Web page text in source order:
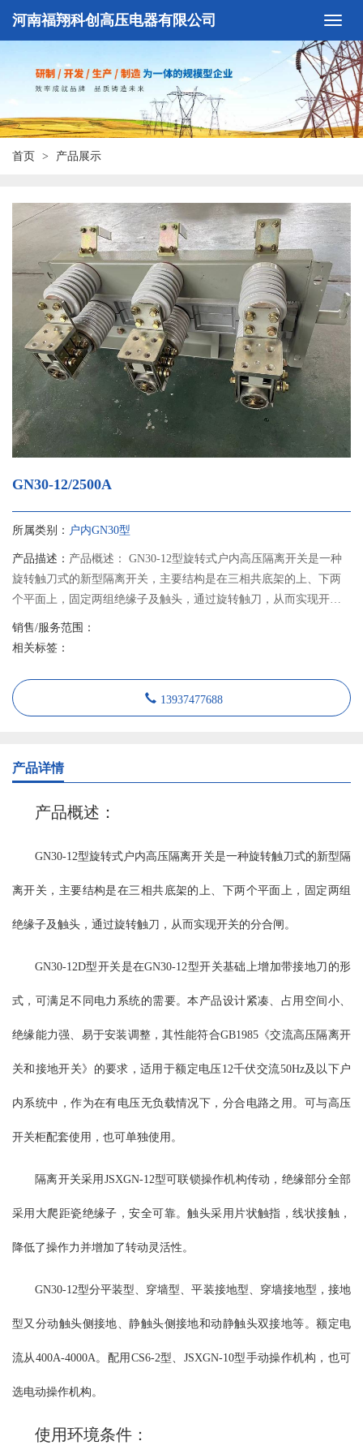
河南福翔科创高压电器有限公司
首页 产品展示
GN30-12/2500A
所属类别： 户内GN30型
产品描述： 产品概述： GN30-12型旋转式户内高压隔离开关是一种
旋转触刀式的新型隔离开关，主要结构是在三相共底架的上、下两
个平面上，固定两组绝缘子及触头，通过旋转触刀，从而实现开关
的分合闸。 GN30-12D型开关是在GN30-12型开关基础上增加带接地
刀的形式，可满足不同电力系统的需要。本产品设计紧凑、占用空
隔离开关和接地开关》的要求，适用于额定电压12千伏交流50Hz及
以下户内系统中，作为在有电压无负载情况下，分合电路之用。可
与高压开关柜配套使用，也可单独使用。 隔离开关采用JSXGN-12型
靠。触头采用片状触指，线状接触，降低了操作力并增加了转动灵
活性。 GN30-12型分平装型、穿墙型、平装接地型、穿墙接地型，
接地型又分动触头侧接地、静触头侧接地和动静触头双接地等。额
定电流从400A-4000A。配用CS6-2型、JSXGN-10型手动操作机构，
型、大爬距）； b、周围空气温度不超过＋40℃；且在24h内测得的
平均值不超过＋35℃；最低周围空气温度为-15℃； c、湿度条件：
平均值不超过2.2kPa；月相对湿度平均值不超过90%；月水蒸气压力
雾、腐蚀性和可燃性等侵蚀性物质的场所； e、来自开关设备外部的
协商解决。 注：海拔不超过4000m(高原型） 主要技术参数： 主要
在开关底架上的隔板完全分开，通过旋转触刀来实现开关的合阐与
加带接地刀的形式，可满足开关柜的不同要求。触头分别安装在开
开，从而保证维修时工人的绝对安全。导电部分主要由触刀和触头
的刚性。GN30-12(D)G/630A,1000A,1250A触刀对触头的接触方式采
用线接触；该开关可采用JSXCN-12箱式柜用机械闭锁操动，也可自
销售/服务范围：
相关标签：
13937477688
产品详情
产品概述：
GN30-12型旋转式户内高压隔离开关是一种旋转触刀式的新型隔
离开关，主要结构是在三相共底架的上、下两个平面上，固定两组
绝缘子及触头，通过旋转触刀，从而实现开关的分合闸。
GN30-12D型开关是在GN30-12型开关基础上增加带接地刀的形
式，可满足不同电力系统的需要。本产品设计紧凑、占用空间小、
绝缘能力强、易于安装调整，其性能符合GB1985《交流高压隔离开
关和接地开关》的要求，适用于额定电压12千伏交流50Hz及以下户
内系统中，作为在有电压无负载情况下，分合电路之用。可与高压
开关柜配套使用，也可单独使用。
隔离开关采用JSXGN-12型可联锁操作机构传动，绝缘部分全部
采用大爬距瓷绝缘子，安全可靠。触头采用片状触指，线状接触，
降低了操作力并增加了转动灵活性。
GN30-12型分平装型、穿墙型、平装接地型、穿墙接地型，接地
型又分动触头侧接地、静触头侧接地和动静触头双接地等。额定电
流从400A-4000A。配用CS6-2型、JSXGN-10型手动操作机构，也可
选电动操作机构。
使用环境条件：